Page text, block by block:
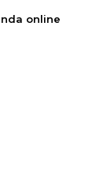
online